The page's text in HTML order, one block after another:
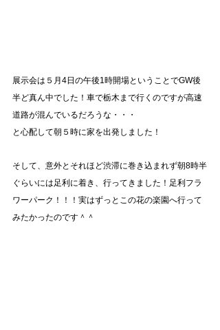
展示会は５月4日の午後1時開場ということでGW後
半ど真ん中でした！車で栃木まで行くのですが高速
道路が混んでいるだろうな・・・
と心配して朝５時に家を出発しました！
そして、意外とそれほど渋滞に巻き込まれず朝8時半
ぐらいには足利に着き、行ってきました！足利フラ
ワーパーク！！！実はずっとこの花の楽園へ行って
みたかったのです＾＾